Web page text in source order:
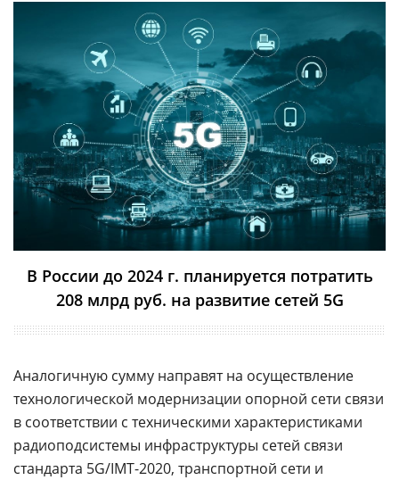
В России до 2024 г. планируется потратить
208 млрд руб. на развитие сетей 5G
Аналогичную сумму направят на осуществление
технологической модернизации опорной сети связи
в соответствии с техническими характеристиками
радиоподсистемы инфраструктуры сетей связи
стандарта 5G/IMT-2020, транспортной сети и